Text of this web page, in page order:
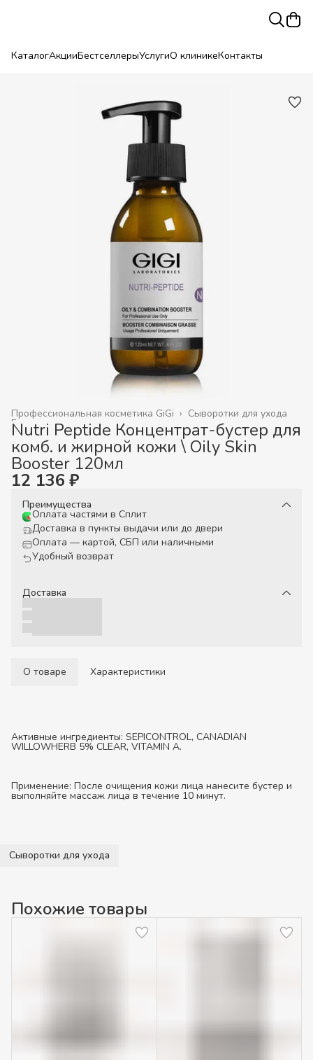
КаталогАкцииБестселлерыУслугиО клиникеКонтакты
Сыворотки для ухода
Профессиональная косметика GiGi ›
Главная ›
Nutri Peptide Концентрат-бустер для
комб. и жирной кожи \ Oily Skin
Booster 120мл
12 136 ₽
Преимущества
Оплата частями в Сплит
Доставка в пункты выдачи или до двери
Оплата — картой, СБП или наличными
Удобный возврат
Доставка
О товаре Характеристики
Активные ингредиенты: SEPICONTROL, CANADIAN
WILLOWHERB 5% CLEAR, VITAMIN A.
Применение: После очищения кожи лица нанесите бустер и
выполняйте массаж лица в течение 10 минут.
Сыворотки для ухода
Похожие товары